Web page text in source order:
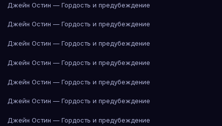
Джейн Остин — Гордость и предубеждение
Джейн Остин — Гордость и предубеждение
Джейн Остин — Гордость и предубеждение
Джейн Остин — Гордость и предубеждение
Джейн Остин — Гордость и предубеждение
Джейн Остин — Гордость и предубеждение
Джейн Остин — Гордость и предубеждение